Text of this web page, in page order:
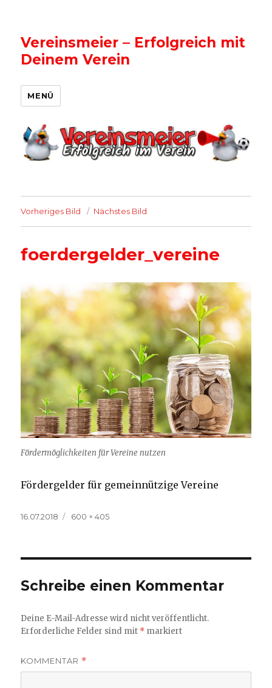
Vereinsmeier – Erfolgreich mit
Deinem Verein
MENÜ
Vorheriges Bild Nächstes Bild
foerdergelder_vereine
Fördermöglichkeiten für Vereine nutzen
Fördergelder für gemeinnützige Vereine
Veröffentlicht
16.07.2018
Volle
600 × 405
Schreibe einen Kommentar
Deine E-Mail-Adresse wird nicht veröffentlicht.
Erforderliche Felder sind mit * markiert
KOMMENTAR *